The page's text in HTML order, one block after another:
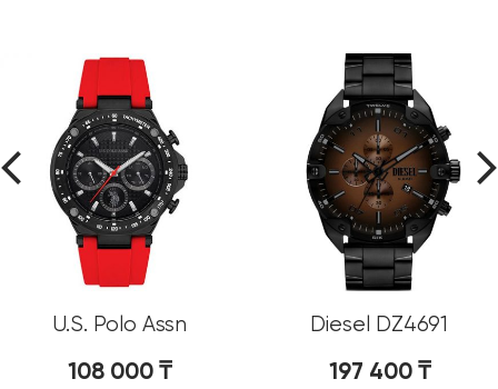
U.S. Polo Assn
USPA1076-08
108 000₸
Diesel DZ4691
197 400₸